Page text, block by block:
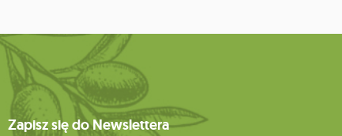
Zapisz się do Newslettera